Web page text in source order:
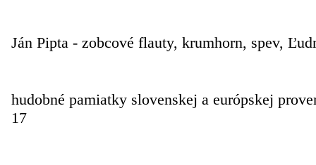
Ján Pipta - zobcové flauty, krumhorn, spev,
hudobné pamiatky slovenskej a európskej
17